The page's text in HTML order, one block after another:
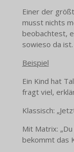
Einer der
musst nichts
beobachtest,
sowieso da ist.
Beispiel
Ein Kind hat
fragt viel,
Klassisch:
Mit Matrix:
bekommt das